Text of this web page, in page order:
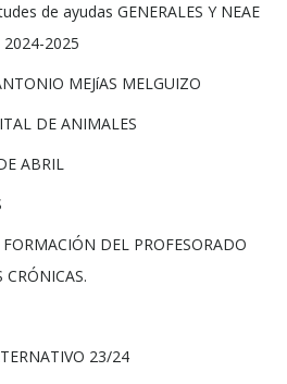
de ayudas GENERALES Y NEAE
2025
MEJíAS MELGUIZO
DE ANIMALES
ABRIL
DEL PROFESORADO
CRÓNICAS.
23/24